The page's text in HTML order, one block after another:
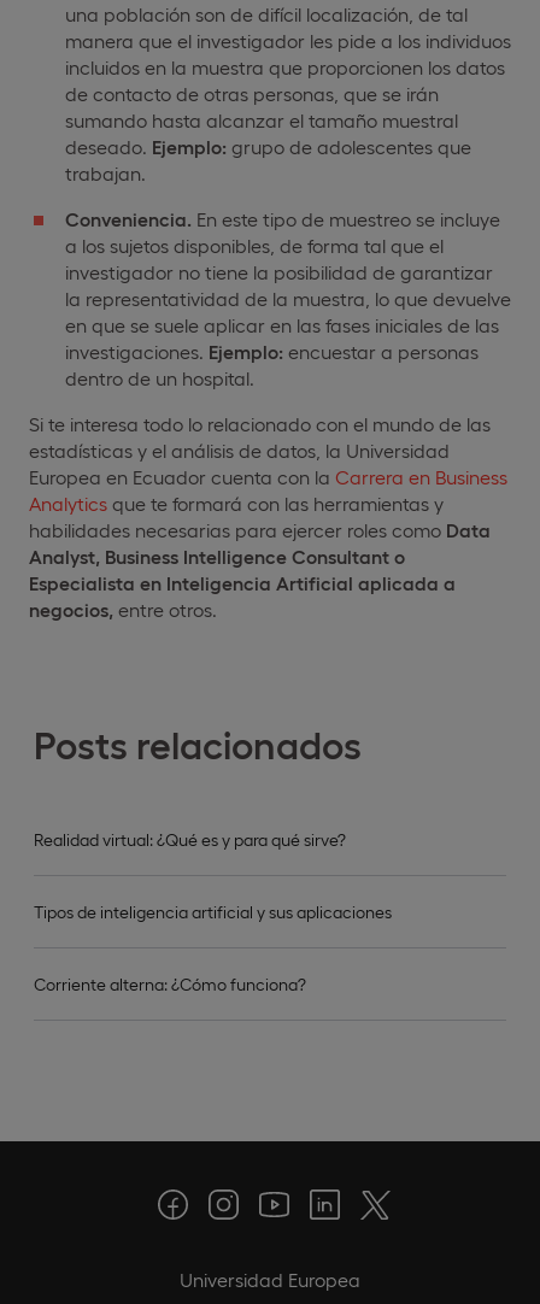
Posts relacionados
Realidad virtual: ¿Qué es y para qué sirve?
Tipos de inteligencia artificial y sus aplicaciones
Corriente alterna: ¿Cómo funciona?
una población son de difícil localización, de tal
manera que el investigador les pide a los individuos
incluidos en la muestra que proporcionen los datos
de contacto de otras personas, que se irán
sumando hasta alcanzar el tamaño muestral
deseado. Ejemplo: grupo de adolescentes que
trabajan.
Conveniencia. En este tipo de muestreo se incluye
a los sujetos disponibles, de forma tal que el
investigador no tiene la posibilidad de garantizar
la representatividad de la muestra, lo que devuelve
en que se suele aplicar en las fases iniciales de las
investigaciones. Ejemplo: encuestar a personas
dentro de un hospital.
Si te interesa todo lo relacionado con el mundo de las
estadísticas y el análisis de datos, la Universidad
Europea en Ecuador cuenta con la Carrera en Business
Analytics que te formará con las herramientas y
habilidades necesarias para ejercer roles como Data
Analyst, Business Intelligence Consultant o
Especialista en Inteligencia Artificial aplicada a
negocios, entre otros.
Universidad Europea